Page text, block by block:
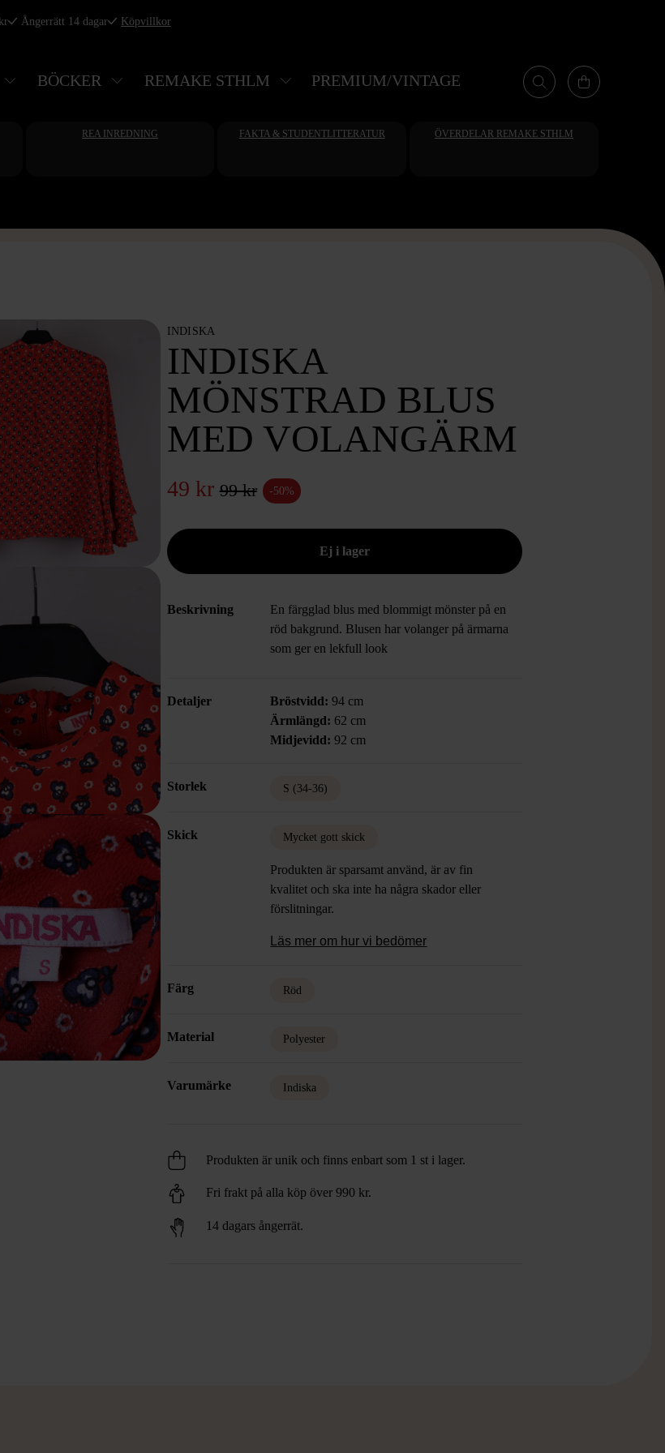
Ångerrätt 14 dagar Köpvillkor
BÖCKER REMAKE STHLM PREMIUM/VINTAGE
REA INREDNING FAKTA & STUDENTLITTERATUR ÖVERDELAR REMAKE STHLM
INDISKA
INDISKA
MÖNSTRAD BLUS
MED VOLANGÄRM
49 kr 99 kr -50%
Beskrivning
En färgglad blus med blommigt mönster på en
röd bakgrund. Blusen har volanger på ärmarna
som ger en lekfull look
Detaljer Bröstvidd: 94 cm
Ärmlängd: 62 cm
Midjevidd: 92 cm
Storlek S (34-36)
Skick Mycket gott skick
Produkten är sparsamt använd, är av fin
kvalitet och ska inte ha några skador eller
förslitningar.
Läs mer om hur vi bedömer
Färg Röd
Material Polyester
Varumärke Indiska
Produkten är unik och finns enbart som 1 st i lager.
Fri frakt på alla köp över 990 kr.
14 dagars ångerrät.